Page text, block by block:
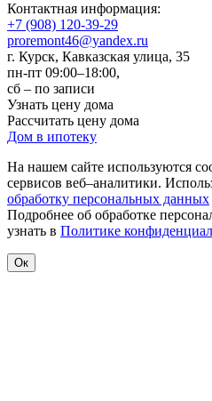
Контактная информация:
+7 (908) 120-39-29
proremont46@yandex.ru
г. Курск, Кавказская улица, 35
пн-пт 09:00–18:00,
сб – по записи
Узнать цену дома
Рассчитать цену дома
Дом в ипотеку
На нашем сайте используются
сервисов веб–аналитики.
обработку персональных данных
Подробнее об обработке
узнать в Политике
Ок